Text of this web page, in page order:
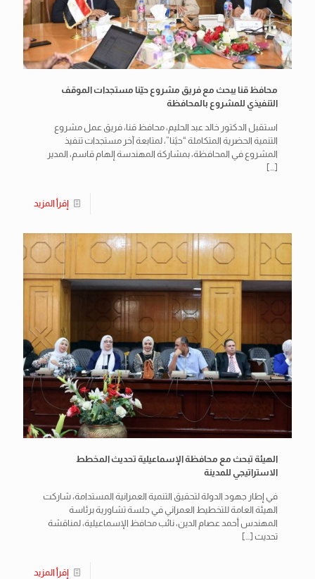
محافظ قنا يبحث مع فريق مشروع حيّنا مستجدات الموقف
التنفيذي للمشروع بالمحافظة
استقبل الدكتور خالد عبد الحليم، محافظ قنا، فريق عمل مشروع
التنمية الحضرية المتكاملة “حيًنا”، لمتابعة آخر مستجدات تنفيذ
المشروع في المحافظة، بمشاركة المهندسة إلهام قاسم، المدير
[…]
إقرأ المزيد
الهيئة تبحث مع محافظة الإسماعيلية تحديث المخطط
الاستراتيجي للمدينة
في إطار جهود الدولة لتحقيق التنمية العمرانية المستدامة، شاركت
الهيئة العامة للتخطيط العمراني في جلسة تشاورية برئاسة
المهندس أحمد عصام الدين، نائب محافظ الإسماعيلية، لمناقشة
تحديث […]
إقرأ المزيد